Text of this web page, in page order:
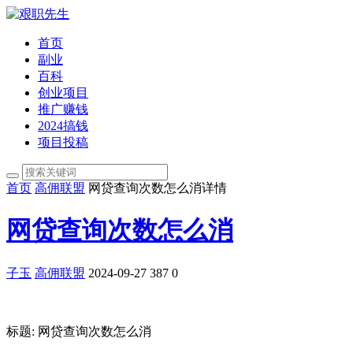
首页
副业
百科
创业项目
推广赚钱
2024搞钱
项目投稿
首页 高佣联盟 网贷查询次数怎么消详情
网贷查询次数怎么消
子玉 高佣联盟 2024-09-27 387 0
标题: 网贷查询次数怎么消